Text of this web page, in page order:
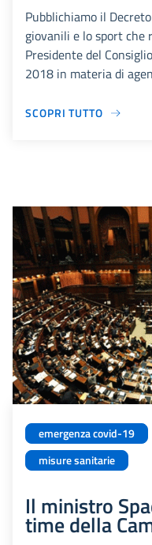
Pubblichiamo il
giovanili e lo sport che
Presidente del
2018 in materia di
SCOPRI TUTTO
emergenza covid-19
misure sanitarie
Il ministro
time della